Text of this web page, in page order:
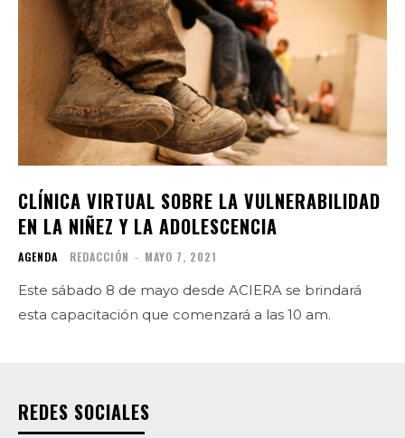
CLÍNICA VIRTUAL SOBRE LA VULNERABILIDAD
EN LA NIÑEZ Y LA ADOLESCENCIA
AGENDA REDACCIÓN - MAYO 7, 2021
Este sábado 8 de mayo desde ACIERA se brindará
esta capacitación que comenzará a las 10 am.
REDES SOCIALES